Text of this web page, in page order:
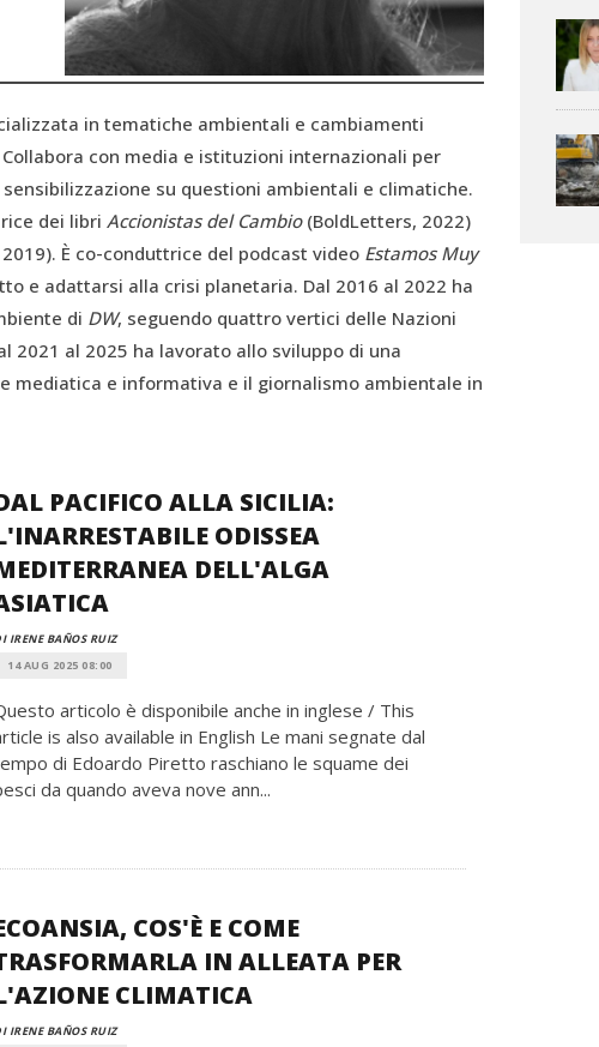
in tematiche ambientali e cambiamenti
con media e istituzioni internazionali per
su questioni ambientali e climatiche.
dei libri Accionistas del Cambio(BoldLetters, 2022)
È co-conduttrice del podcast video Estamos Muy
e adattarsi alla crisi planetaria. Dal 2016 al 2022 ha
di DW, seguendo quattro vertici delle Nazioni
2021 al 2025 ha lavorato allo sviluppo di una
mediatica e informativa e il giornalismo ambientale in
PACIFICO ALLA SICILIA:
ODISSEA
DELL'ALGA
IRENE BAÑOS RUIZ
14 AUG 2025 08:00
articolo è disponibile anche in inglese / This
is also available in English Le mani segnate dal
di Edoardo Piretto raschiano le squame dei
da quando aveva nove ann...
COS'È E COME
IN ALLEATA PER
CLIMATICA
IRENE BAÑOS RUIZ